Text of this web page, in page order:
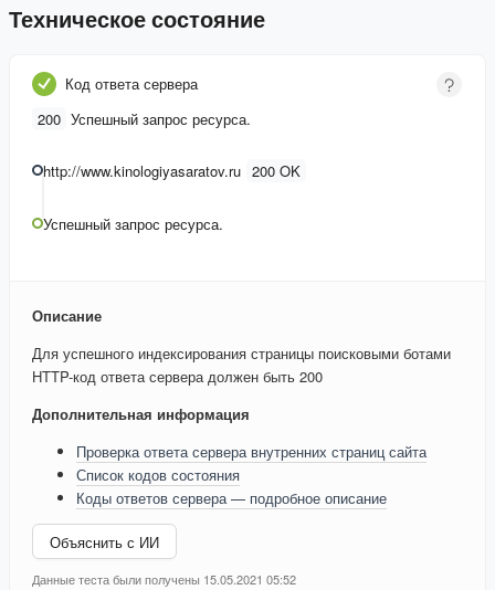
Техническое состояние
Код ответа сервера
200 Успешный запрос ресурса.
http://www.kinologiyasaratov.ru 200 OK
Успешный запрос ресурса.
Описание
Для успешного индексирования страницы поисковыми ботами
HTTP-код ответа сервера должен быть 200
Дополнительная информация
Проверка ответа сервера внутренних страниц сайта
Список кодов состояния
Коды ответов сервера — подробное описание
Объяснить с ИИ
Данные теста были получены 15.05.2021 05:52